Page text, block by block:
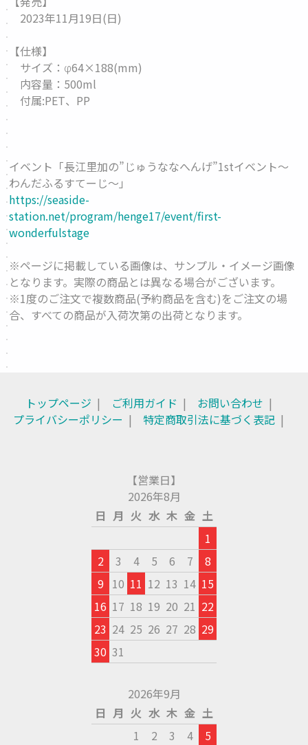
2023年11月19日(日)
【仕様】
サイズ：φ64×188(mm)
内容量：500ml
付属:PET、PP
イベント「長江里加の”じゅうななへんげ”1stイベント〜
わんだふるすてーじ〜」
https://seaside-
station.net/program/henge17/event/first-
wonderfulstage
※ページに掲載している画像は、サンプル・イメージ画像
となります。実際の商品とは異なる場合がございます。
※1度のご注文で複数商品(予約商品を含む)をご注文の場
合、すべての商品が入荷次第の出荷となります。
トップページ ご利用ガイド
お問い合わせ
プライバシーポリシー
特定商取引法に基づく表記
【営業日】
2026年8月
日 月 火 水 木 金 土
1
2
3 4 5 6 7
8
9 10 11 12 13 14 15
16 17 18 19 20 21 22
23 24 25 26 27 28 29
30 31
2026年9月
日 月 火 水 木 金 土
1
2 3 4 5